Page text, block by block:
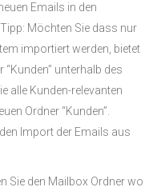
Emails in den
Möchten Sie dass nur
importiert werden, bietet
unterhalb des
alle Kunden-relevanten
Ordner “Kunden”.
Import der Emails aus
Sie den Mailbox Ordner wo